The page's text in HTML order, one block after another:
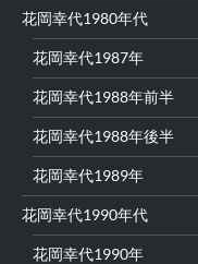
花岡幸代1980年代
花岡幸代1987年
花岡幸代1988年前半
花岡幸代1988年後半
花岡幸代1989年
花岡幸代1990年代
花岡幸代1990年